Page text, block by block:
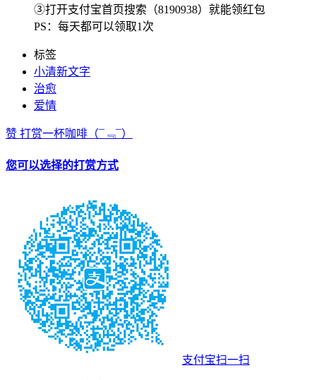
③打开支付宝首页搜索（8190938）就能领红包
PS：每天都可以领取1次
标签
小清新文字
治愈
爱情
赞 打赏一杯咖啡 （¯﹃¯）
您可以选择的打赏方式
支付宝扫一扫